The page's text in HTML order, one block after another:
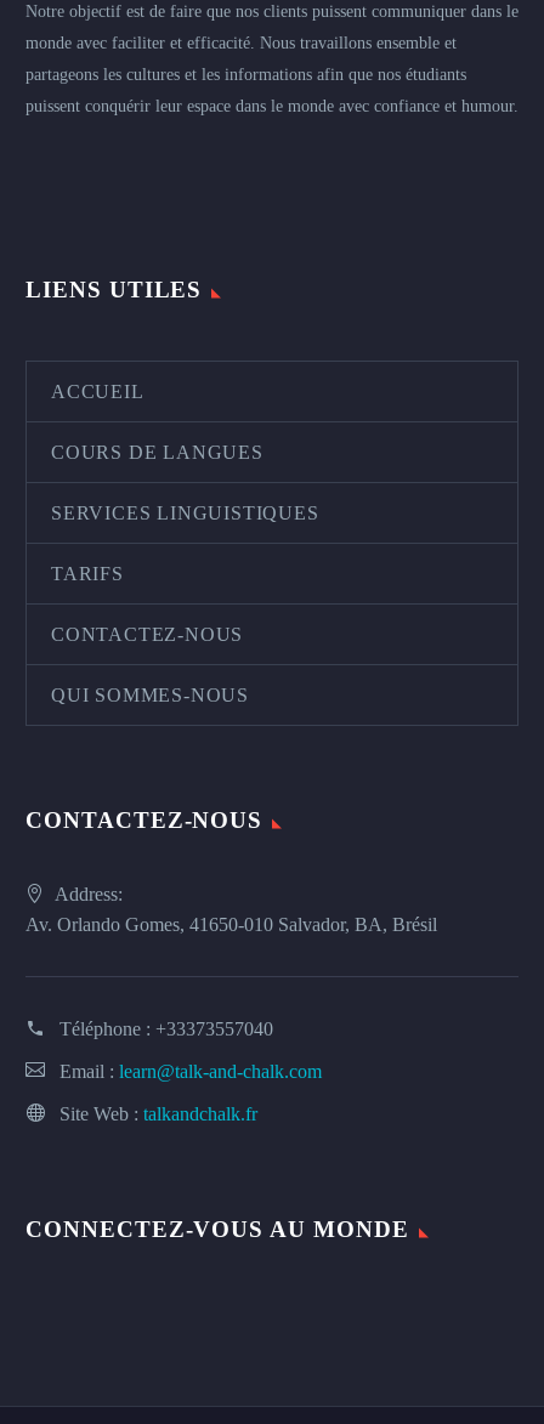
Notre objectif est de faire que nos clients puissent communiquer dans le
monde avec faciliter et efficacité. Nous travaillons ensemble et
partageons les cultures et les informations afin que nos étudiants
puissent conquérir leur espace dans le monde avec confiance et humour.
LIENS UTILES
ACCUEIL
COURS DE LANGUES
SERVICES LINGUISTIQUES
TARIFS
CONTACTEZ-NOUS
QUI SOMMES-NOUS
CONTACTEZ-NOUS
Address:
Av. Orlando Gomes, 41650-010 Salvador, BA, Brésil
Téléphone : +33373557040
Email : learn@talk-and-chalk.com
Site Web : talkandchalk.fr
CONNECTEZ-VOUS AU MONDE